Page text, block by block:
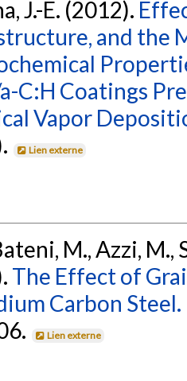
J.-E. (2012).
and the
C:H Coatings
Vapor
Lien externe
M., Azzi, M.,
The Effect of
Carbon Steel.
Lien externe